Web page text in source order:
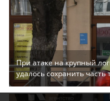
При атаке на крупный
удалось сохранить часть